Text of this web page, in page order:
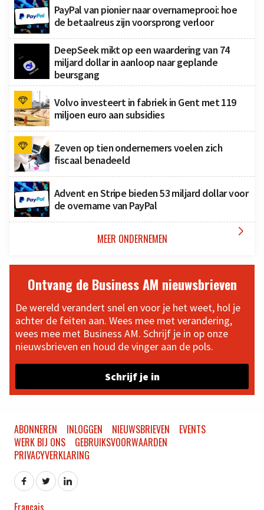
PayPal van pionier naar overnameprooi: hoe
de betaalreus zijn voorsprong verloor
DeepSeek mikt op een waardering van 74
miljard dollar in aanloop naar geplande
beursgang
Volvo investeert in fabriek in Gent met 119
miljoen euro aan subsidies
Zeven op tien ondernemers voelen zich
fiscaal benadeeld
Advent en Stripe bieden 53 miljard dollar voor
de overname van PayPal
MEER ONDERNEMEN 
Ontvang de Business AM nieuwsbrieven
De wereld verandert snel en voor je het weet, hol je
achter de feiten aan. Wees mee met verandering,
wees mee met Business AM. Schrijf je in op onze
nieuwsbrieven en houd de vinger aan de pols.
Schrijf je in
ABONNEREN INLOGGEN NIEUWSBRIEVEN
EVENTS
WERK BIJ ONS
GEBRUIKSVOORWAARDEN
PRIVACYVERKLARING